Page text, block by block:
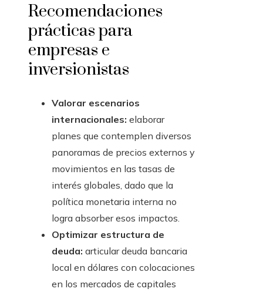
Recomendaciones
prácticas para
empresas e
inversionistas
Valorar escenarios
internacionales: elaborar
planes que contemplen diversos
panoramas de precios externos y
movimientos en las tasas de
interés globales, dado que la
política monetaria interna no
logra absorber esos impactos.
Optimizar estructura de
deuda: articular deuda bancaria
local en dólares con colocaciones
en los mercados de capitales